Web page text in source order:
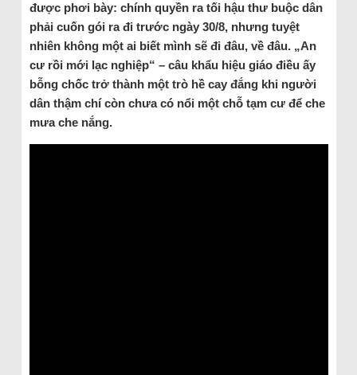
được phơi bày: chính quyền ra tối hậu thư buộc dân
phải cuốn gói ra đi trước ngày 30/8, nhưng tuyệt
nhiên không một ai biết mình sẽ đi đâu, về đâu. „An
cư rồi mới lạc nghiệp“ – câu khẩu hiệu giáo điều ấy
bỗng chốc trở thành một trò hề cay đắng khi người
dân thậm chí còn chưa có nổi một chỗ tạm cư để che
mưa che nắng.